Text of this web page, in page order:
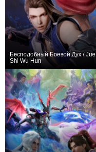
Бесподобный Боевой Дух / Jue
Shi Wu Hun